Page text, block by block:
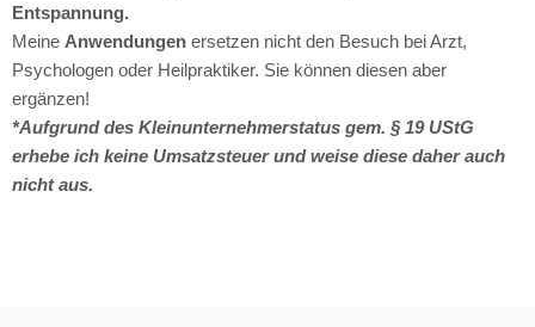
Entspannung.
Meine Anwendungen ersetzen nicht den Besuch bei Arzt,
Psychologen oder Heilpraktiker. Sie können diesen aber
ergänzen!
*Aufgrund des Kleinunternehmerstatus gem. § 19 UStG
erhebe ich keine Umsatzsteuer und weise diese daher auch
nicht aus.